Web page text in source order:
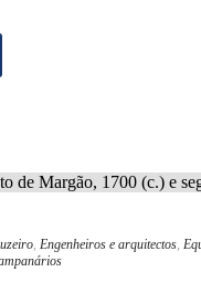
, Engenheiros e arquitectos,